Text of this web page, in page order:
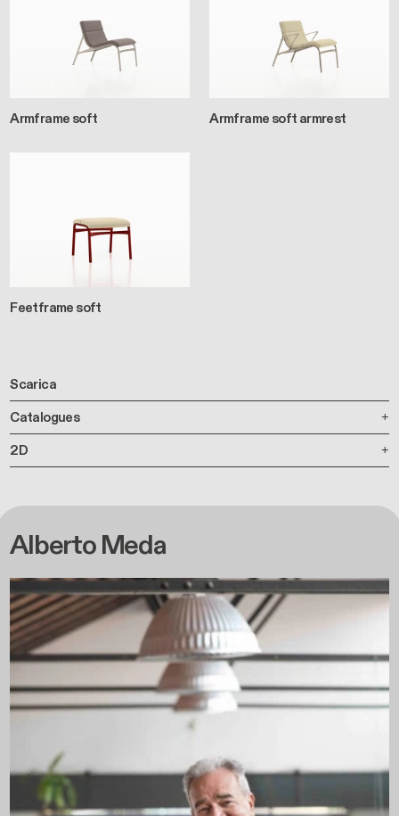
Armframe soft Armframe soft armrest
Feetframe soft
Scarica
Catalogues
2D
Alberto Meda